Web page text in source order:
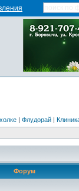
| Флудорай |
Форум